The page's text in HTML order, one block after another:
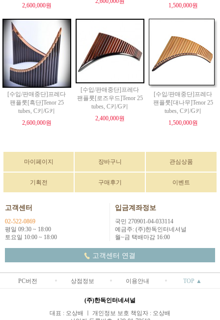
2,600,000원
1,500,000원
[수입/판매중단]프레다
팬플룻[흑단]Tenor 25
tubes, C키/G키
2,600,000원
[수입/판매중단]프레다
팬플룻[로즈우드]Tenor 25
tubes, C키/G키
2,400,000원
[수입/판매중단]프레다
팬플룻[대나무]Tenor 25
tubes, C키/G키
1,500,000원
마이페이지 장바구니 관심상품
기획전 구매후기 이벤트
고객센터
02-522-0869
평일 09:30 ~ 18:00
토요일 10:00 ~ 18:00
입금계좌정보
국민 270901-04-033114
예금주: (주)한독인터네셔널
월~금 택배마감 16:00
고객센터 연결
PC버전 상점정보 이용안내 TOP ▲
(주)한독인터네셔널
대표 : 오상배 ㅣ 개인정보 보호 책임자 : 오상배